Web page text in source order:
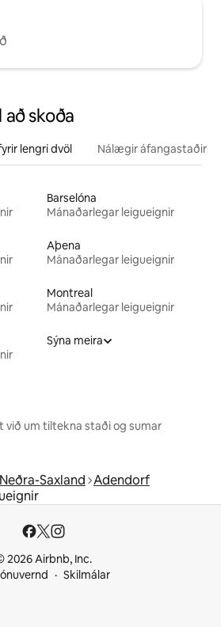
skoða
lengri dvöl Nálægir áfangastaðir
Barselóna
Mánaðarlegar leigueignir
Aþena
Mánaðarlegar leigueignir
Montreal
Mánaðarlegar leigueignir
Sýna meira
um tiltekna staði og sumar
Neðra-Saxland Adendorf
2026 Airbnb, Inc.
Skilmálar